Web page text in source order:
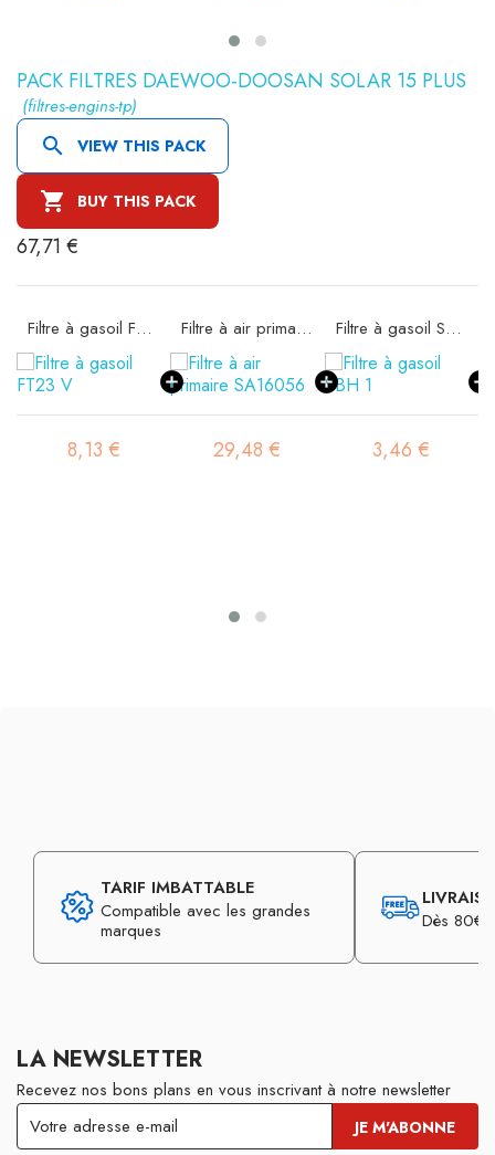
PACK FILTRES DAEWOO-DOOSAN SOLAR 15 PLUS
(filtres-engins-tp)
 VIEW THIS PACK
 BUY THIS PACK
67,71 €
Filtre à gasoil FT23 V
8,13 €
Filtre à air primaire SA16056
29,48 €
Filtre à gasoil SBH 1
3,46 €
TARIF IMBATTABLE
Compatible avec les grandes
marques
Dès 80€
LA NEWSLETTER
Recevez nos bons plans en vous inscrivant à notre newsletter